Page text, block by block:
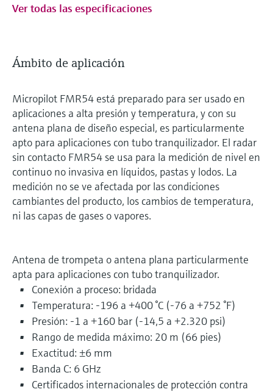
Ver todas las especificaciones
Ámbito de aplicación
Micropilot FMR54 está preparado para ser usado en
aplicaciones a alta presión y temperatura, y con su
antena plana de diseño especial, es particularmente
apto para aplicaciones con tubo tranquilizador. El radar
sin contacto FMR54 se usa para la medición de nivel en
continuo no invasiva en líquidos, pastas y lodos. La
medición no se ve afectada por las condiciones
cambiantes del producto, los cambios de temperatura,
ni las capas de gases o vapores.
Antena de trompeta o antena plana particularmente
apta para aplicaciones con tubo tranquilizador.
Conexión a proceso: bridada
Temperatura: -196 a +400 °C (-76 a +752 °F)
Presión: -1 a +160 bar (-14,5 a +2.320 psi)
Rango de medida máximo: 20 m (66 pies)
Exactitud: ±6 mm
Banda C: 6 GHz
Certificados internacionales de protección contra